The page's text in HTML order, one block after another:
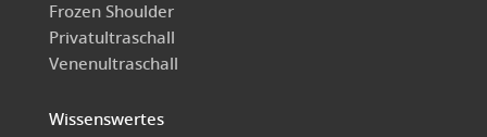
Frozen Shoulder
Privatultraschall
Venenultraschall
Wissenswertes